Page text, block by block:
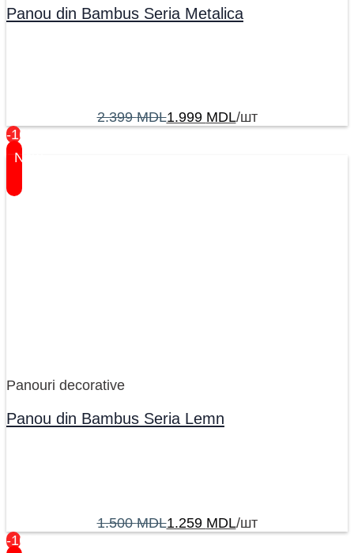
Panou din Bambus Seria Metalica
2.399MDL1.999 MDL/шт
-16%
New
Panouri decorative
Panou din Bambus Seria Lemn
1.500MDL1.259 MDL/шт
-16%